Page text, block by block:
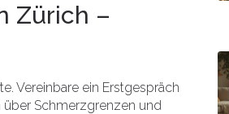
Zürich –
Vereinbare ein Erstgespräch
über Schmerzgrenzen und